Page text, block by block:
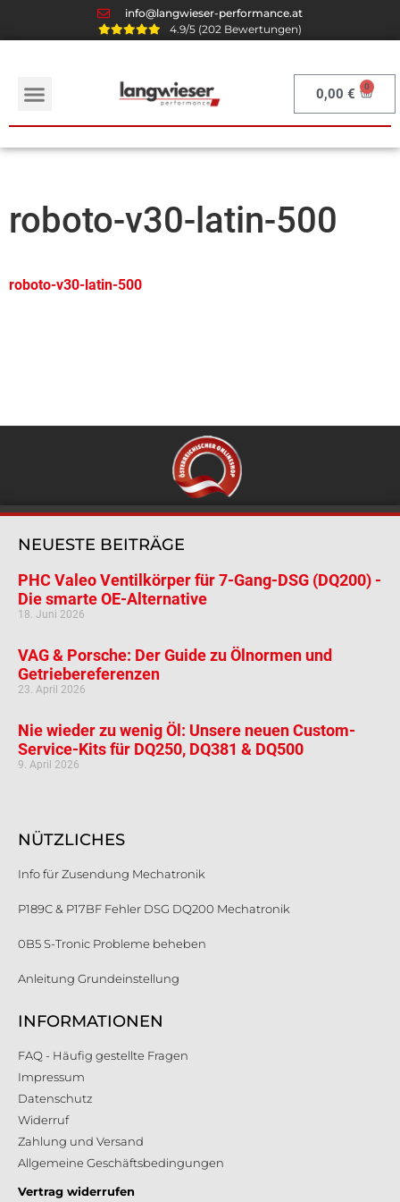
info@langwieser-performance.at
4.9/5 (202 Bewertungen)
0,00€
roboto-v30-latin-500
roboto-v30-latin-500
NEUESTE BEITRÄGE
PHC Valeo Ventilkörper für 7-Gang-DSG (DQ200) -
Die smarte OE-Alternative
18. Juni 2026
VAG & Porsche: Der Guide zu Ölnormen und
Getriebereferenzen
23. April 2026
Nie wieder zu wenig Öl: Unsere neuen Custom-
Service-Kits für DQ250, DQ381 & DQ500
9. April 2026
NÜTZLICHES
Info für Zusendung Mechatronik
P189C & P17BF Fehler DSG DQ200 Mechatronik
0B5 S-Tronic Probleme beheben
Anleitung Grundeinstellung
INFORMATIONEN
FAQ - Häufig gestellte Fragen
Impressum
Datenschutz
Widerruf
Zahlung und Versand
Allgemeine Geschäftsbedingungen
Vertrag widerrufen